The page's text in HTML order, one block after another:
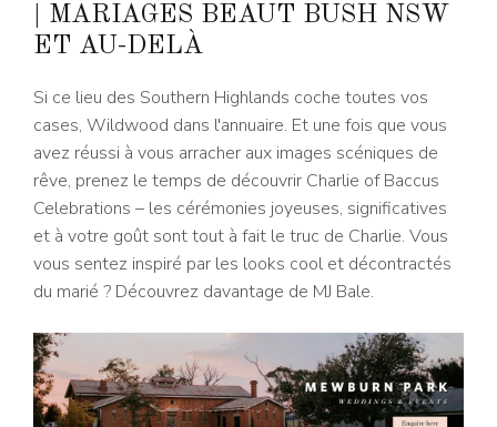
| MARIAGES BEAUT BUSH NSW
ET AU-DELÀ
Si ce lieu des Southern Highlands coche toutes vos
cases, Wildwood dans l'annuaire. Et une fois que vous
avez réussi à vous arracher aux images scéniques de
rêve, prenez le temps de découvrir Charlie of Baccus
Celebrations – les cérémonies joyeuses, significatives
et à votre goût sont tout à fait le truc de Charlie. Vous
vous sentez inspiré par les looks cool et décontractés
du marié ? Découvrez davantage de MJ Bale.